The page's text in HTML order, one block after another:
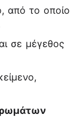
από το οποίο
σε μέγεθος